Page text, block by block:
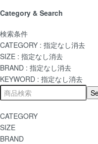
Category & Search
検索条件
CATEGORY : 指定なし消去
SIZE : 指定なし消去
BRAND : 指定なし消去
KEYWORD : 指定なし消去
CATEGORY
SIZE
BRAND